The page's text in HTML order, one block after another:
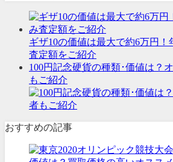
ギザ10の価値は最大で約6万円！
査定額をご紹介
100円記念硬貨の種類･価値は？
もご紹介
おすすめの記事